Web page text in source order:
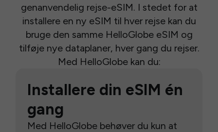
genanvendelig rejse-eSIM. I stedet for at
installere en ny eSIM til hver rejse kan du
bruge den samme HelloGlobe eSIM og
tilføje nye dataplaner, hver gang du rejser.
Med HelloGlobe kan du:
Installere din eSIM én
gang
Med HelloGlobe behøver du kun at